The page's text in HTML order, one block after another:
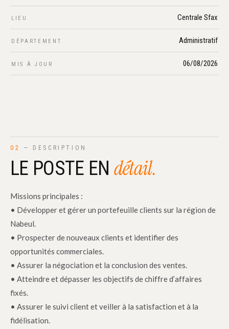
LIEU Centrale Sfax
DÉPARTEMENT Administratif
MIS À JOUR 06/08/2026
02 — DESCRIPTION
LE POSTE EN détail.
Missions principales :
• Développer et gérer un portefeuille clients sur la région de
Nabeul.
• Prospecter de nouveaux clients et identifier des
opportunités commerciales.
• Assurer la négociation et la conclusion des ventes.
• Atteindre et dépasser les objectifs de chiffre d’affaires
fixés.
• Assurer le suivi client et veiller à la satisfaction et à la
fidélisation.